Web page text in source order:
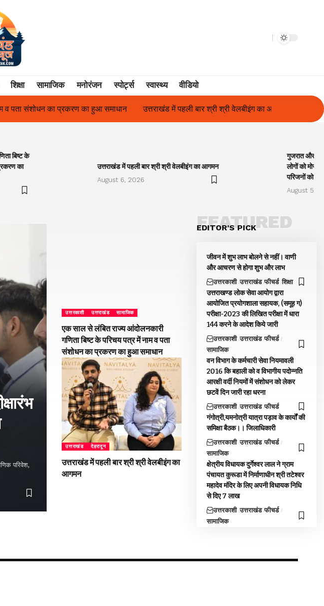
शिक्षा सामाजिक मनोरंजन स्पोर्ट्स स्वास्थ्य वीडियो
का हुआ समाधान उत्तराखंड में पहली बार श्री श्री वेलबीइंग का आगमन गुजरात और केरल में अतिवृष्टि के
बिष्ट के
का
उत्तराखंड में पहली बार श्री श्री वेलबीइंग का आगमन
August 6, 2026
गुजरात और
लोगों को
परिजनों को
August 5,
परिवेश,
उत्तरकाशी उत्तराखंड सामाजिक
एक साल से लंबित राज्य आंदोलनकारी
गणिता बिष्ट के परिचय पत्र में नाम व पता
संशोधन का प्रकरण का हुआ समाधान
उत्तराखंड देहरादून
उत्तराखंड में पहली बार श्री श्री वेलबीइंग का
आगमन
EDITOR'S PICK
FEATURED
जीवन में शुभ लाभ बोलने से नहीं। वाणी
और आचरण से होगा शुभ और लाभ
उत्तरकाशी उत्तराखंड फीचर्ड शिक्षा
उत्तराखण्ड लोक सेवा आयोग द्वारा
आयोजित प्रयोगशाला सहायक, (समूह ग)
परीक्षा-2023 की लिखित परीक्षा में धारा
144 करने के आदेश किये जारी
उत्तरकाशी उत्तराखंड फीचर्ड
सामाजिक
वन विभाग के कर्मचारी सेवा नियमावली
2016 कि बहाली को व विभागीय पदोन्नति
आरक्षी वर्दी नियमों में संशोधन को लेकर
छटवें दिन जारी रहा धरना
उत्तरकाशी उत्तराखंड फीचर्ड
गंगोत्री,यमनोत्री यात्रा पड़ाव के कार्यों की
समिक्षा बैठक।। जिलाधिकारी
उत्तरकाशी उत्तराखंड फीचर्ड
सामाजिक
क्षेत्रीय विधायक दुर्गेश्वर लाल ने ग्राम
पंचायत कुरूडा में निर्माणाधीन श्री तटेश्वर
महादेव मंदिर के लिए अपनी विधायक निधि
से दिए 7 लाख
उत्तरकाशी उत्तराखंड फीचर्ड
सामाजिक